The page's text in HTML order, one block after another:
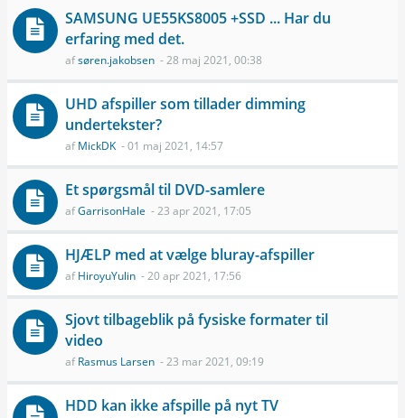
SAMSUNG UE55KS8005 +SSD ... Har du
erfaring med det.
afsøren.jakobsen - 28 maj 2021, 00:38
UHD afspiller som tillader dimming
undertekster?
afMickDK - 01 maj 2021, 14:57
Et spørgsmål til DVD-samlere
afGarrisonHale - 23 apr 2021, 17:05
HJÆLP med at vælge bluray-afspiller
afHiroyuYulin - 20 apr 2021, 17:56
Sjovt tilbageblik på fysiske formater til
video
afRasmus Larsen - 23 mar 2021, 09:19
HDD kan ikke afspille på nyt TV